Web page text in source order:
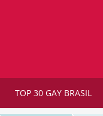
TOP 30 GAY BRASIL